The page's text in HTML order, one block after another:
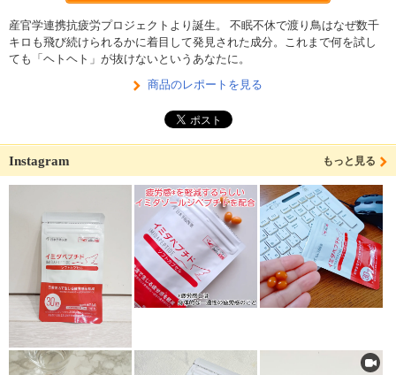
産官学連携抗疲労プロジェクトより誕生。 不眠不休で渡り鳥はなぜ数千
キロも飛び続けられるかに着目して発見された成分。これまで何を試し
ても「ヘトヘト」が抜けないというあなたに。
商品のレポートを見る
Instagram もっと見る